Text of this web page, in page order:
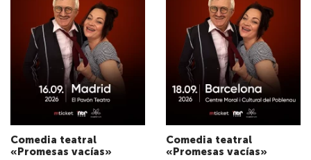
Comedia teatral
«Promesas vacías»
Comedia teatral
«Promesas vacías»